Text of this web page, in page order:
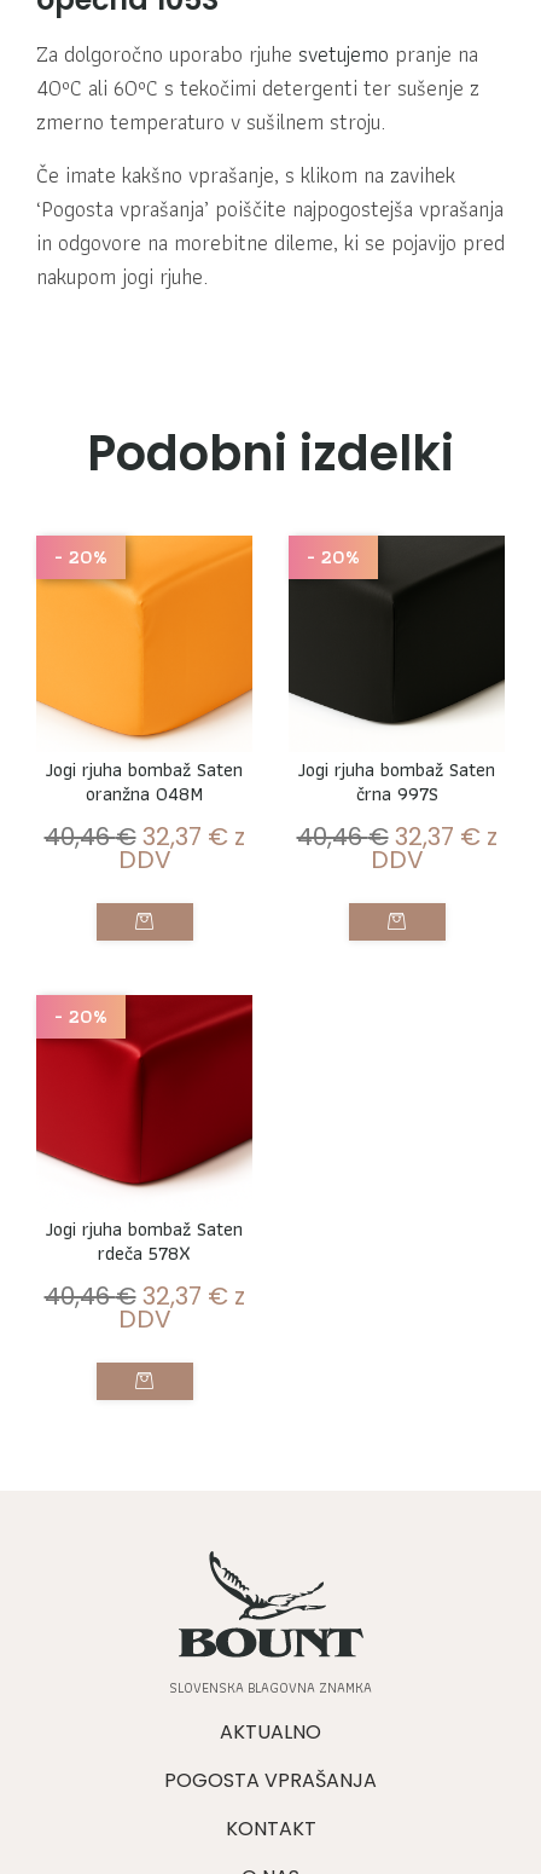
Za dolgoročno uporabo rjuhe svetujemo pranje na
40ºC ali 60ºC s tekočimi detergenti ter sušenje z
zmerno temperaturo v sušilnem stroju.
Če imate kakšno vprašanje, s klikom na zavihek
‘Pogosta vprašanja’ poiščite najpogostejša vprašanja
in odgovore na morebitne dileme, ki se pojavijo pred
nakupom jogi rjuhe.
Podobni izdelki
- 20%
Jogi rjuha bombaž Saten
oranžna 048M
40,46€32,37 € z
DDV
- 20%
Jogi rjuha bombaž Saten
črna 997S
40,46€32,37 € z
DDV
- 20%
Jogi rjuha bombaž Saten
rdeča 578X
40,46€32,37 € z
DDV
SLOVENSKA BLAGOVNA ZNAMKA
AKTUALNO
POGOSTA VPRAŠANJA
KONTAKT